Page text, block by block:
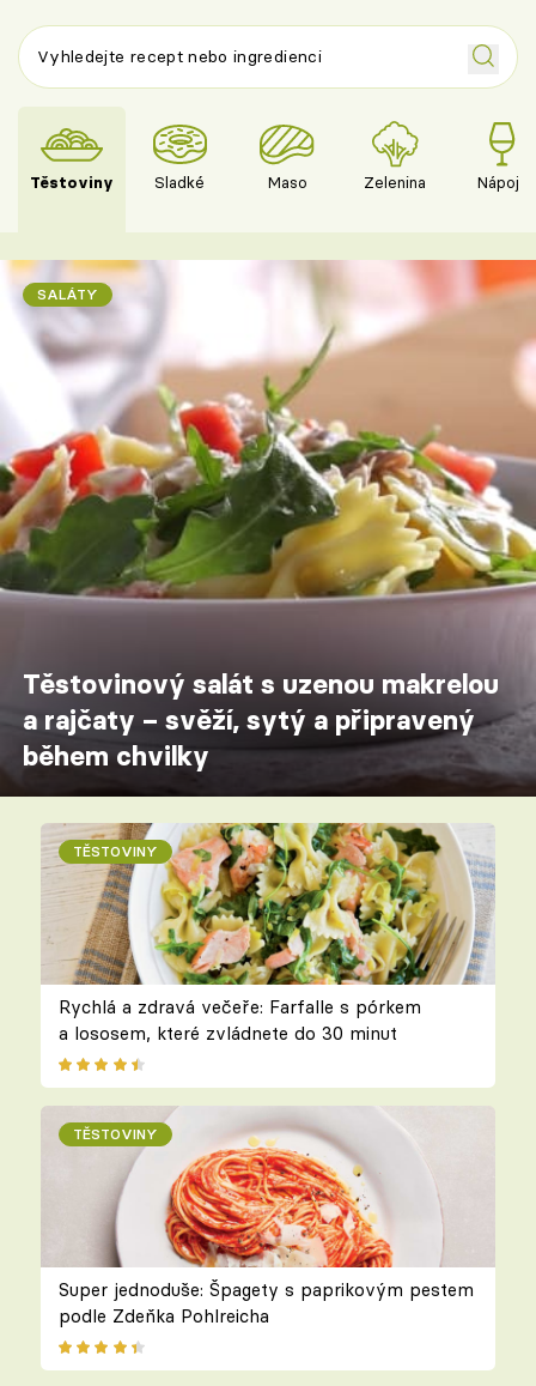
Těstoviny Sladké Maso Zelenina Nápoje
SALÁTY
Těstovinový salát s uzenou makrelou
a rajčaty – svěží, sytý a připravený
během chvilky
TĚSTOVINY
Rychlá a zdravá večeře: Farfalle s pórkem
a lososem, které zvládnete do 30 minut
TĚSTOVINY
Super jednoduše: Špagety s paprikovým pestem
podle Zdeňka Pohlreicha